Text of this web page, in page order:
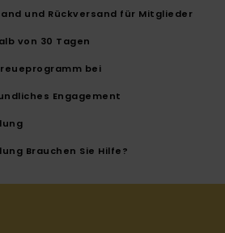
und Rückversand für Mitglieder
von 30 Tagen
bei
Engagement
Brauchen Sie Hilfe?